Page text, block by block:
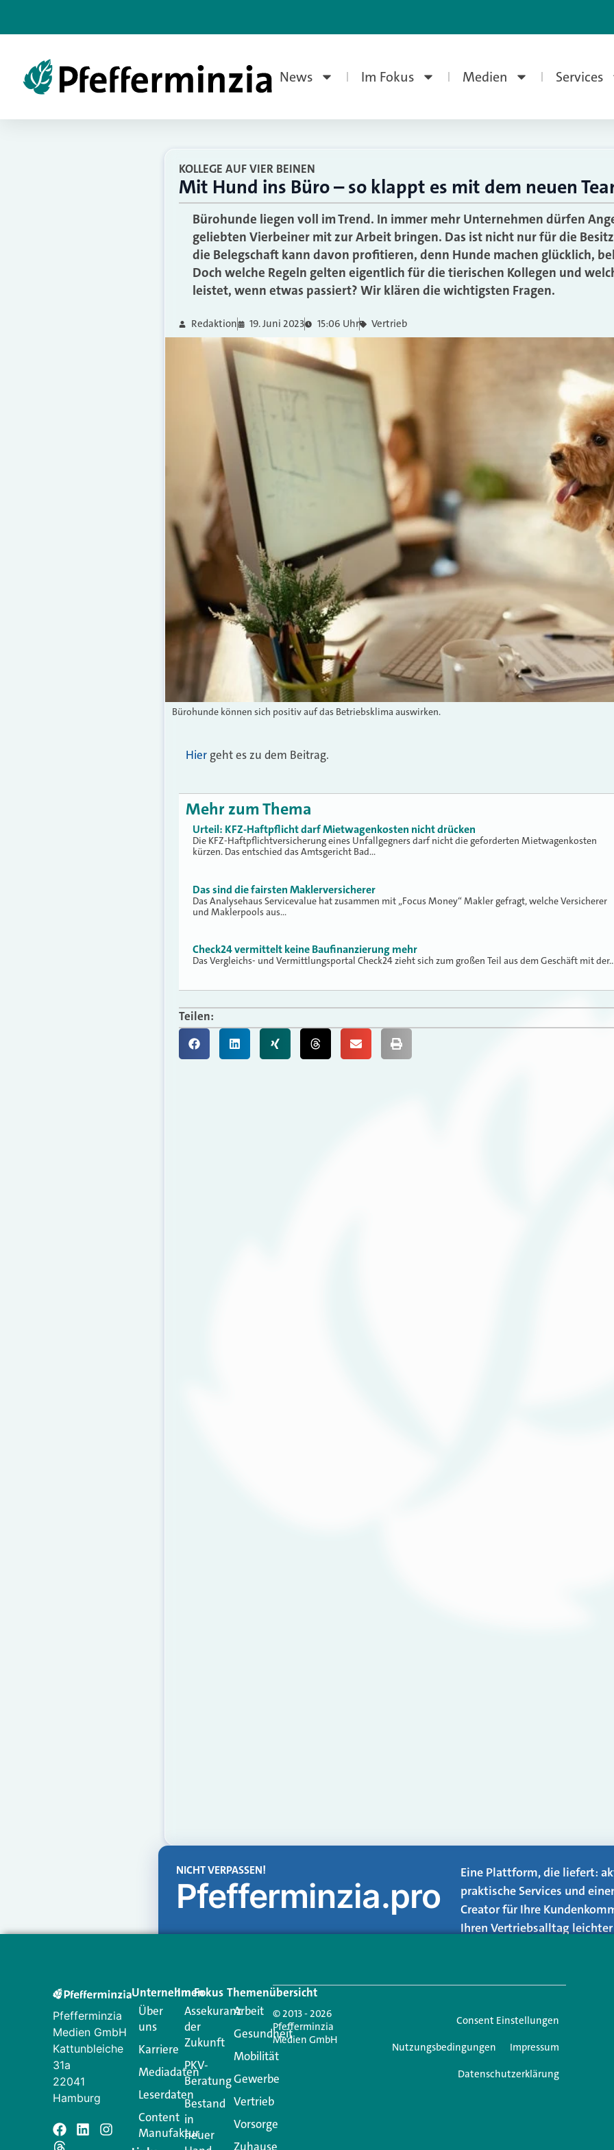
News Im Fokus Medien Services
KOLLEGE AUF VIER BEINEN
Mit Hund ins Büro – so klappt es mit dem neuen
Bürohunde liegen voll im Trend. In immer mehr Unternehmen dürfen
geliebten Vierbeiner mit zur Arbeit bringen. Das ist nicht nur für die
die Belegschaft kann davon profitieren, denn Hunde machen glücklich,
Doch welche Regeln gelten eigentlich für die tierischen Kollegen und
leistet, wenn etwas passiert? Wir klären die wichtigsten Fragen.
Redaktion 19. Juni 2023 15:06 Uhr Vertrieb
Bürohunde können sich positiv auf das Betriebsklima auswirken.
Hier geht es zu dem Beitrag.
Mehr zum Thema
Urteil: KFZ-Haftpflicht darf Mietwagenkosten nicht drücken
Die KFZ-Haftpflichtversicherung eines Unfallgegners darf nicht die geforderten Mietwagenkosten
kürzen. Das entschied das Amtsgericht Bad…
Das sind die fairsten Maklerversicherer
Das Analysehaus Servicevalue hat zusammen mit „Focus Money“ Makler gefragt, welche Versicherer
und Maklerpools aus…
Check24 vermittelt keine Baufinanzierung mehr
Das Vergleichs- und Vermittlungsportal Check24 zieht sich zum großen Teil aus dem Geschäft mit
Teilen:
NICHT VERPASSEN!
Pfefferminzia.pro
Eine Plattform, die liefert:
praktische Services und
Creator für Ihre
Ihren Vertriebsalltag
Schreiben Sie einen Kommentar
Pfefferminzia
Medien GmbH
Kattunbleiche
31a
22041
Hamburg
Unternehmen
Über
uns
Karriere
Mediadaten
Leserdaten
Content
Manufaktur
Im Fokus
Assekuranz
der
Zukunft
PKV-
Beratung
Bestand
in
neuer
Themenübersicht
Arbeit
Gesundheit
Mobilität
Gewerbe
Vertrieb
Vorsorge
Zuhause
© 2013 - 2026
Pfefferminzia
Medien GmbH
Consent Einstellungen
Nutzungsbedingungen
Impressum
Datenschutzerklärung